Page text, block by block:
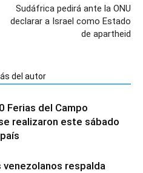
Sudáfrica pedirá ante la ONU
declarar a Israel como Estado
de apartheid
del autor
Ferias del Campo
realizaron este sábado
venezolanos respalda